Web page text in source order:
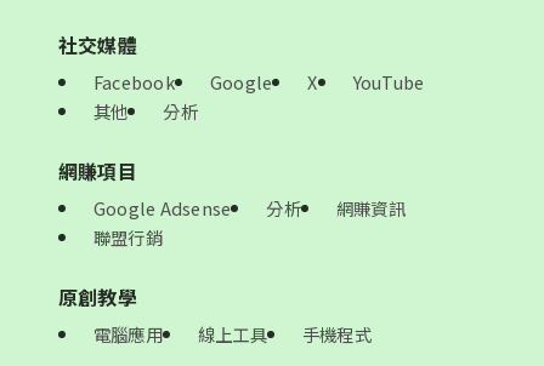
社交媒體
Facebook Google X
YouTube
其他
分析
網賺項目
Google Adsense 分析
網賺資訊
聯盟行銷
原創教學
電腦應用 線上工具 手機程式